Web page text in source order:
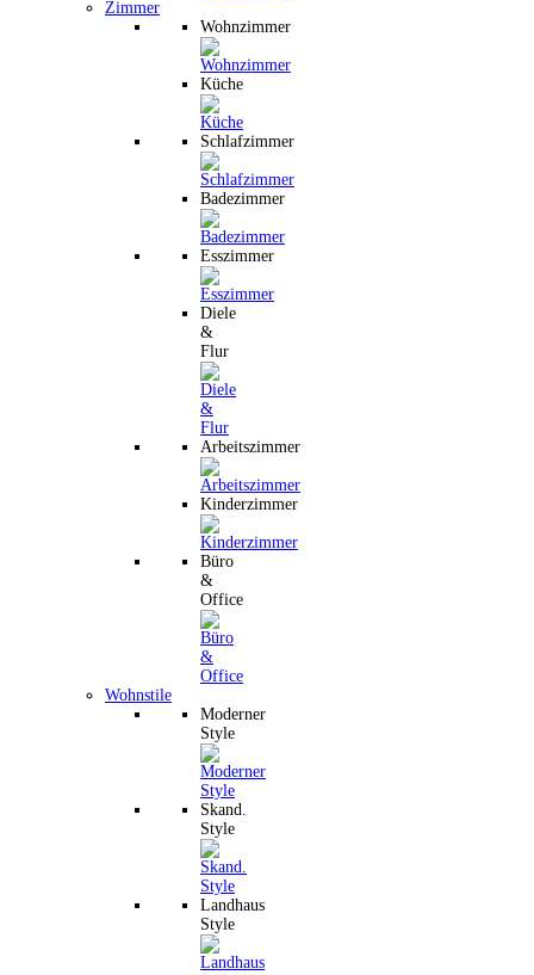
Zimmer
Wohnzimmer
Küche
Schlafzimmer
Badezimmer
Esszimmer
Diele
&
Flur
Arbeitszimmer
Kinderzimmer
Büro
&
Office
Wohnstile
Moderner
Style
Skand.
Style
Landhaus
Style